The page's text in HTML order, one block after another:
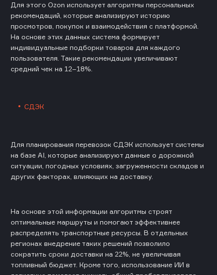
Для этого Ozon использует алгоритмы персональных
рекомендаций, которые анализируют историю
просмотров, покупок и взаимодействия с платформой.
На основе этих данных система формирует
индивидуальные подборки товаров для каждого
пользователя. Такие рекомендации увеличивают
средний чек на 12–18%.
СДЭК
Для планирования перевозок СДЭК использует системы
на базе AI, которые анализируют данные о дорожной
ситуации, погодных условиях, загруженности складов и
других факторах, влияющих на доставку.
На основе этой информации алгоритмы строят
оптимальные маршруты и помогают эффективнее
распределять транспортные ресурсы. В отдельных
регионах внедрение таких решений позволило
сократить сроки доставки на 22%, не увеличивая
топливный бюджет. Кроме того, использование ИИ в